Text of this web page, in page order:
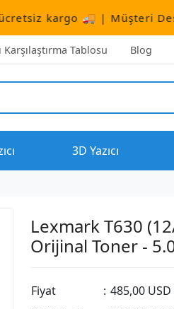
🚚 | Müşteri Destek:+90
Karşılaştırma Tablosu Blog
3D Yazıcı
Lexmark T630
Orijinal Toner -
Fiyat : 485,00 USD